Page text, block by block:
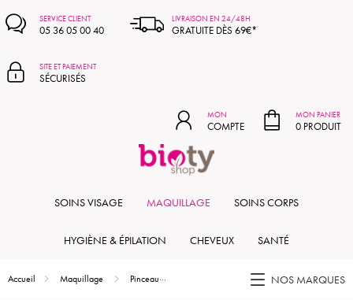
SERVICE CLIENT
05 36 05 00 40
LIVRAISON EN 24/48H
GRATUITE DÈS 69€*
SITE ET PAIEMENT
SÉCURISÉS
MON
COMPTE
MON PANIER
0 PRODUIT
SOINS VISAGE MAQUILLAGE SOINS CORPS
HYGIÈNE & ÉPILATION CHEVEUX SANTÉ
Accueil Maquillage Pinceaux & accessoires maquillage Pinceau Pro
NOS MARQUES
MON PANIER